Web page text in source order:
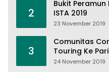
2
Bukit Peramun
ISTA 2019
23 November 2019
3
Comunitas
Touring Ke
24 November 2019